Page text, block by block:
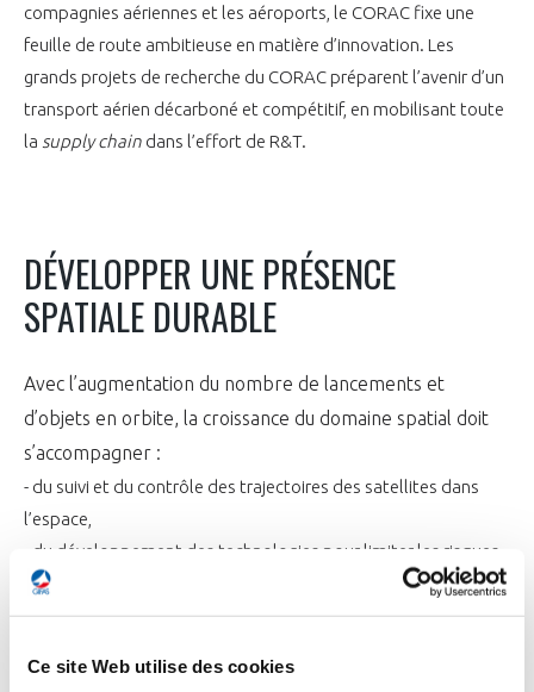
Ce site Web utilise des cookies
compagnies aériennes et les aéroports, le CORAC fixe une
feuille de route ambitieuse en matière d’innovation. Les
grands projets de recherche du CORAC préparent l’avenir d’un
transport aérien décarboné et compétitif, en mobilisant toute
la supply chain dans l’effort de R&T.
DÉVELOPPER UNE PRÉSENCE
SPATIALE DURABLE
Avec l’augmentation du nombre de lancements et
d’objets en orbite, la croissance du domaine spatial doit
s’accompagner :
- du suivi et du contrôle des trajectoires des satellites dans
l’espace,
- du développement des technologies pour limiter les risques
de collision et l’accroissement des débris et permettre la
désorbitations en fin d’opération, mais aussi le déploiement
- des travaux de coopération visant au maintien de règles de